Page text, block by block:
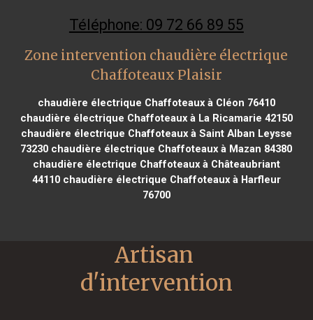
Téléphone: 09 72 66 89 55
Zone intervention chaudière électrique
Chaffoteaux Plaisir
chaudière électrique Chaffoteaux à Cléon 76410
chaudière électrique Chaffoteaux à La Ricamarie 42150
chaudière électrique Chaffoteaux à Saint Alban Leysse
73230 chaudière électrique Chaffoteaux à Mazan 84380
chaudière électrique Chaffoteaux à Châteaubriant
44110chaudière électrique Chaffoteaux à Harfleur
76700
Artisan
d'intervention